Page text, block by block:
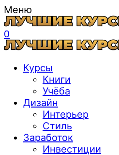
Меню
0
Курсы
Книги
Учёба
Дизайн
Интерьер
Стиль
Заработок
Инвестиции